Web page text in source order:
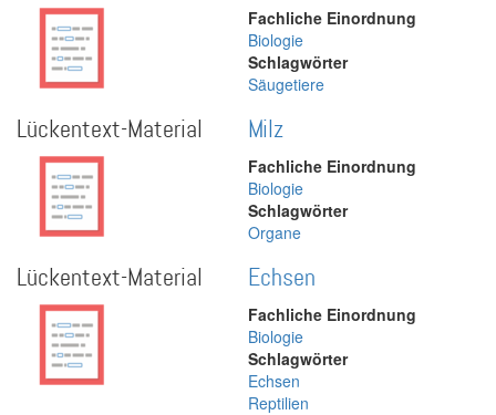
Fachliche Einordnung
Biologie
Schlagwörter
Säugetiere
Lückentext-Material Milz
Fachliche Einordnung
Biologie
Schlagwörter
Organe
Lückentext-Material Echsen
Fachliche Einordnung
Biologie
Schlagwörter
Echsen
Reptilien